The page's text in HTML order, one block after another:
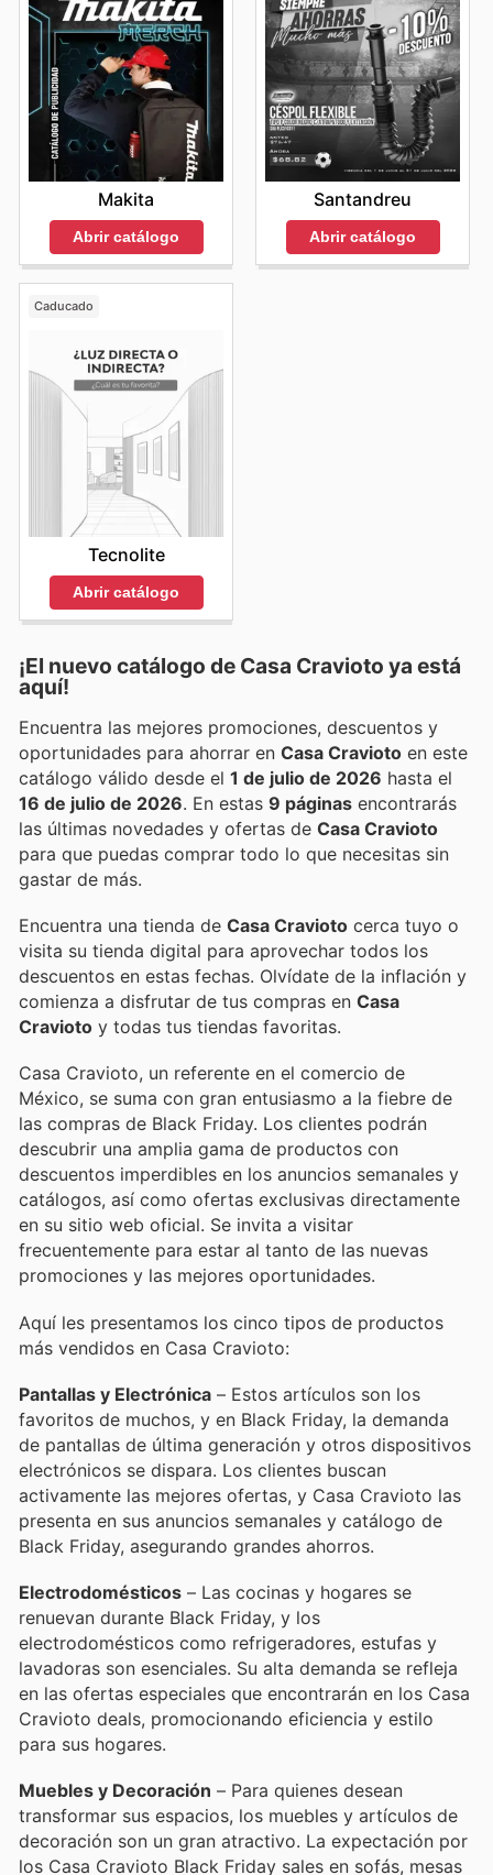
Makita
Abrir catálogo
Santandreu
Abrir catálogo
Caducado
Tecnolite
Abrir catálogo
¡El nuevo catálogo de Casa Cravioto ya está
aquí!
Encuentra las mejores promociones, descuentos y
oportunidades para ahorrar en Casa Cravioto en este
catálogo válido desde el 1 de julio de 2026 hasta el
16 de julio de 2026 . En estas 9 páginas encontrarás
las últimas novedades y ofertas de Casa Cravioto
para que puedas comprar todo lo que necesitas sin
gastar de más.
Encuentra una tienda de Casa Cravioto cerca tuyo o
visita su tienda digital para aprovechar todos los
descuentos en estas fechas. Olvídate de la inflación y
comienza a disfrutar de tus compras en Casa
Cravioto y todas tus tiendas favoritas.
Casa Cravioto, un referente en el comercio de
México, se suma con gran entusiasmo a la fiebre de
las compras de Black Friday. Los clientes podrán
descubrir una amplia gama de productos con
descuentos imperdibles en los anuncios semanales y
catálogos, así como ofertas exclusivas directamente
en su sitio web oficial. Se invita a visitar
frecuentemente para estar al tanto de las nuevas
promociones y las mejores oportunidades.
Aquí les presentamos los cinco tipos de productos
más vendidos en Casa Cravioto:
Pantallas y Electrónica – Estos artículos son los
favoritos de muchos, y en Black Friday, la demanda
de pantallas de última generación y otros dispositivos
electrónicos se dispara. Los clientes buscan
activamente las mejores ofertas, y Casa Cravioto las
presenta en sus anuncios semanales y catálogo de
Black Friday, asegurando grandes ahorros.
Electrodomésticos – Las cocinas y hogares se
renuevan durante Black Friday, y los
electrodomésticos como refrigeradores, estufas y
lavadoras son esenciales. Su alta demanda se refleja
en las ofertas especiales que encontrarán en los Casa
Cravioto deals, promocionando eficiencia y estilo
para sus hogares.
Muebles y Decoración – Para quienes desean
transformar sus espacios, los muebles y artículos de
decoración son un gran atractivo. La expectación por
los Casa Cravioto Black Friday sales en sofás, mesas